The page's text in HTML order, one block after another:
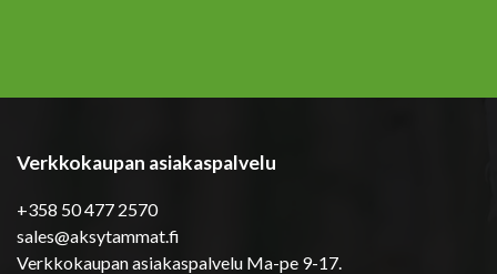
Verkkokaupan asiakaspalvelu
+358 50 477 2570
sales@aksytammat.fi
Verkkokaupan asiakaspalvelu Ma-pe 9-17.